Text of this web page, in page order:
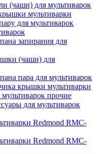
(чаши) для мультиварок
мультиварки
для мультиварок
запирания для
(чаши) для
пара для мультиварок
крышки мультиварки
прочие
для мультиварок
Redmond RMC-
Redmond RMC-